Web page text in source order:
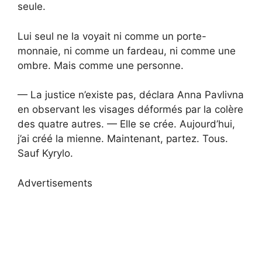
seule.
Lui seul ne la voyait ni comme un porte-
monnaie, ni comme un fardeau, ni comme une
ombre. Mais comme une personne.
— La justice n’existe pas, déclara Anna Pavlivna
en observant les visages déformés par la colère
des quatre autres. — Elle se crée. Aujourd’hui,
j’ai créé la mienne. Maintenant, partez. Tous.
Sauf Kyrylo.
Advertisements